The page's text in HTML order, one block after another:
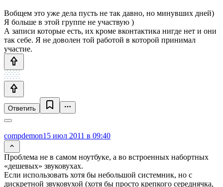
Вобщем это уже дела пусть не так давно, но минувших дней)
Я больше в этой группе не участвую )
А записи которые есть, их кроме вконтактика нигде нет и они
так себе. Я не доволен той работой в которой принимал
участие.
Ответить
compdemon15 июл 2011 в 09:40
Проблема не в самом ноутбуке, а во встроенных набортных
«дешевых» звуковухах.
Если использовать хотя бы небольшой системник, но с
дискретной звуковухой (хотя бы просто крепкого середнячка,